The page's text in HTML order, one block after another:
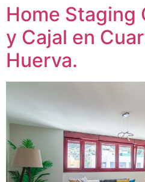
Home Staging
y Cajal en
Huerva.